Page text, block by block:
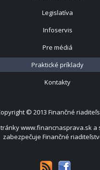
Legislatíva
Infoservis
Pre médiá
Praktické príklady
Kontakty
© 2013 Finančné
www.financnasprava.sk a
zabezpečuje Finančné